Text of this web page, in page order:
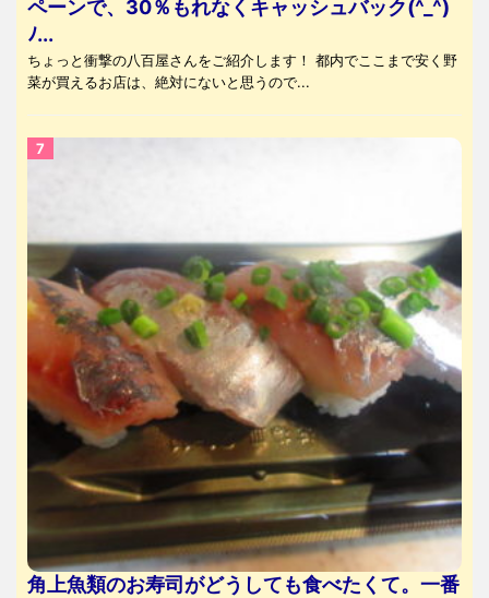
ペーンで、30％もれなくキャッシュバック(^_^)
ﾉ...
ちょっと衝撃の八百屋さんをご紹介します！ 都内でここまで安く野
菜が買えるお店は、絶対にないと思うので...
角上魚類のお寿司がどうしても食べたくて。一番